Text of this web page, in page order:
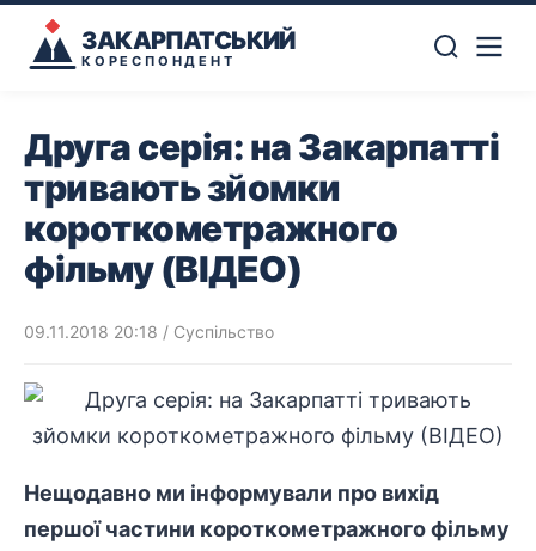
ЗАКАРПАТСЬКИЙ
КОРЕСПОНДЕНТ
Друга серія: на Закарпатті
тривають зйомки
короткометражного
фільму (ВІДЕО)
09.11.2018 20:18 / Суспільство
Нещодавно ми інформували про вихід
першої частини короткометражного фільму